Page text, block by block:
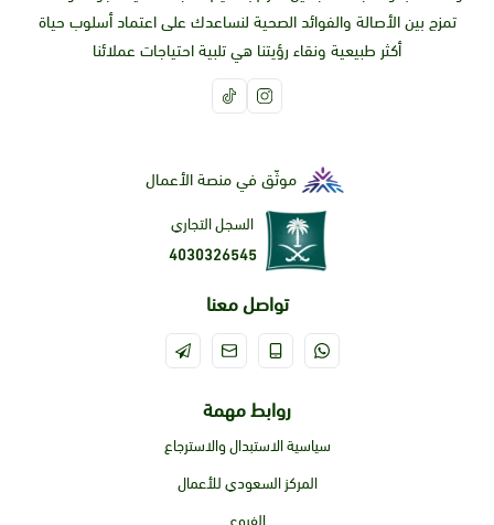
تمزج بين الأصالة والفوائد الصحية لنساعدك على اعتماد أسلوب حياة
أكثر طبيعية ونقاء رؤيتنا هي تلبية احتياجات عملائنا
موثّق في منصة الأعمال
السجل التجاري
4030326545
تواصل معنا
روابط مهمة
سياسية الاستبدال والاسترجاع
المركز السعودي للأعمال